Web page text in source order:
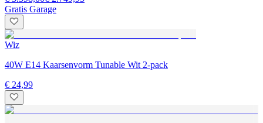
Gratis Garage
Wiz
40W E14 Kaarsenvorm Tunable Wit 2-pack
€ 24,99